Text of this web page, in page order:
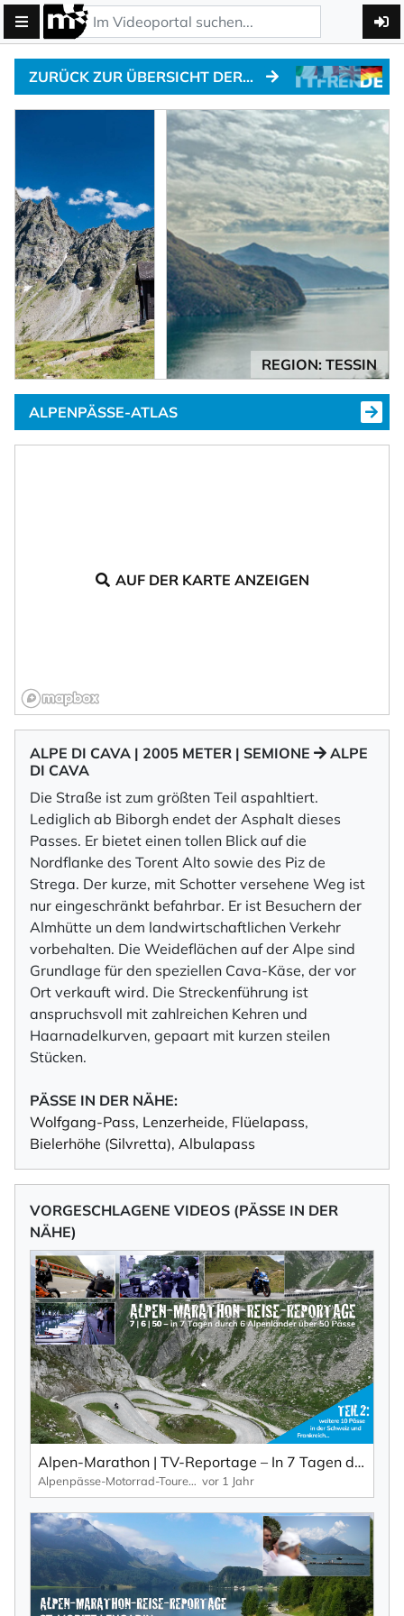
ZURÜCK ZUR ÜBERSICHT DER ALPENPÄSSE
REGION: TESSIN
ALPENPÄSSE-ATLAS
AUF DER KARTE ANZEIGEN
ALPE DI CAVA | 2005 METER | SEMIONE
ALPE
DI CAVA
Die Straße ist zum größten Teil aspahltiert.
Lediglich ab Biborgh endet der Asphalt dieses
Passes. Er bietet einen tollen Blick auf die
Nordflanke des Torent Alto sowie des Piz de
Strega. Der kurze, mit Schotter versehene Weg ist
nur eingeschränkt befahrbar. Er ist Besuchern der
Almhütte un dem landwirtschaftlichen Verkehr
vorbehalten. Die Weideflächen auf der Alpe sind
Grundlage für den speziellen Cava-Käse, der vor
Ort verkauft wird. Die Streckenführung ist
anspruchsvoll mit zahlreichen Kehren und
Haarnadelkurven, gepaart mit kurzen steilen
Stücken.
PÄSSE IN DER NÄHE:
Wolfgang-Pass, Lenzerheide, Flüelapass,
Bielerhöhe (Silvretta), Albulapass
VORGESCHLAGENE VIDEOS (PÄSSE IN DER
NÄHE)
Alpen-Marathon | TV-Reportage – In 7 Tagen durch 6 Länder über 50 Pässe (Teil 2: Schweiz, Frankreich)
Alpenpässe-Motorrad-Touren: Alpen-Marathon, die TV-Reportagen vor 1 Jahr